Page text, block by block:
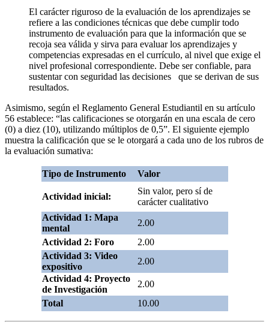
El carácter riguroso de la evaluación de los aprendizajes se
refiere a las condiciones técnicas que debe cumplir todo
instrumento de evaluación para que la información que se
recoja sea válida y sirva para evaluar los aprendizajes y
competencias expresadas en el currículo, al nivel que exige el
nivel profesional correspondiente. Debe ser confiable, para
sustentar con seguridad las decisiones que se derivan de sus
resultados.
Asimismo, según el Reglamento General Estudiantil en su artículo
56 establece: “las calificaciones se otorgarán en una escala de cero
(0) a diez (10), utilizando múltiplos de 0,5”. El siguiente ejemplo
muestra la calificación que se le otorgará a cada uno de los rubros de
la evaluación sumativa:
Tipo de Instrumento Valor
Actividad inicial:
Sin valor, pero sí de
carácter cualitativo
Actividad 1: Mapa
mental
2.00
Actividad 2: Foro
2.00
Actividad 3: Video
expositivo
2.00
Actividad 4: Proyecto
de Investigación
2.00
Total
10.00